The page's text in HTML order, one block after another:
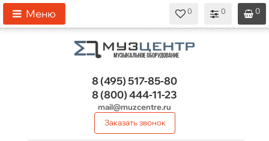
0
0
0
Меню
8 (495)517-85-80
8 (800)444-11-23
mail@muzcentre.ru
Заказать звонок